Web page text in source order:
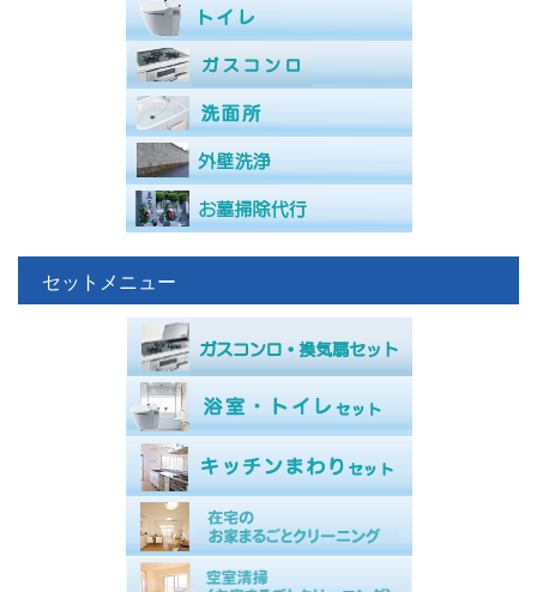
セットメニュー